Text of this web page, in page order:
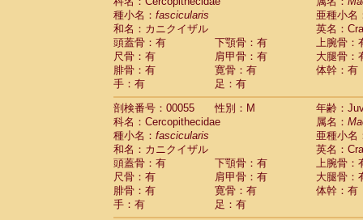
Cercopithecidae Papio cynocephalus
Cercopithecidae Papio hamadryas(0)
CercopithecidaePapio papio
CercopithecidaePapio
CercopithecidaeMandrillus
CercopithecidaeMandrillus sphinx
CercopithecidaeTheropithecus
CercopithecidaeMacaca arctoides(1)
Cercopithecidae Macaca assamensis
Cercopithecidae
Macaca
CercopithecidaeMacaca cyclopis (6)
CercopithecidaeMacaca fascicularis
CercopithecidaeMacaca fuscaca
CercopithecidaeMacaca fuscata
CercopithecidaeMacaca fuscata
種小名： fascicularis
亜種小名
和名：カニクイザル
英名：
頭蓋骨：有
下顎骨：有
上腕骨：
尺骨：有
肩甲骨：有
大腿骨：
腓骨：有
寛骨：有
体幹：有
手：有
足：有
剖検番号：00055
性別：M
年齢：
科名：Cercopithecidae
属名：
種小名： fascicularis
亜種小名
和名：カニクイザル
英名：
頭蓋骨：有
下顎骨：有
上腕骨：
尺骨：有
肩甲骨：有
大腿骨：
腓骨：有
寛骨：有
体幹：有
手：有
足：有